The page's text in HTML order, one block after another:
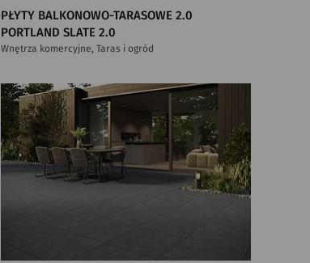
PŁYTY BALKONOWO-TARASOWE 2.0
PORTLAND SLATE 2.0
Wnętrza komercyjne, Taras i ogród